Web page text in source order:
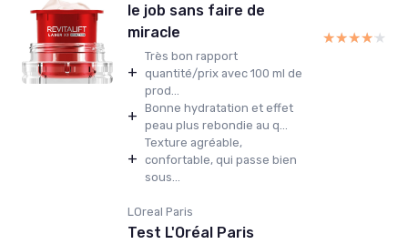
le job sans faire de
miracle
+
Très bon rapport
quantité/prix avec 100 ml de
prod...
+ Bonne hydratation et effet
peau plus rebondie au q...
+
Texture agréable,
confortable, qui passe bien
sous...
★★★★★
★★★★★
LOreal Paris
Test L'Oréal Paris